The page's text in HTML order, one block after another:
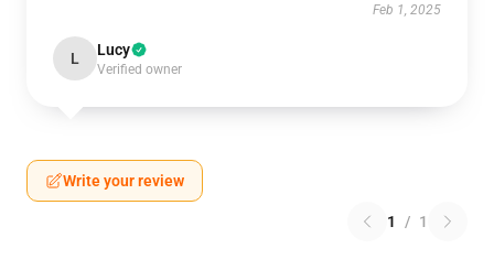
Feb 1, 2025
L Lucy
Verified owner
Write your review
1 / 1